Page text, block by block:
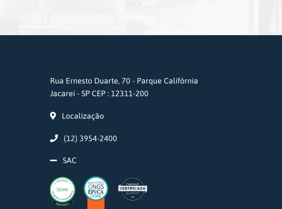
Rua Ernesto Duarte, 70 - Parque Califórnia
Jacarei - SP CEP : 12311-200
Localização
(12) 3954-2400
SAC